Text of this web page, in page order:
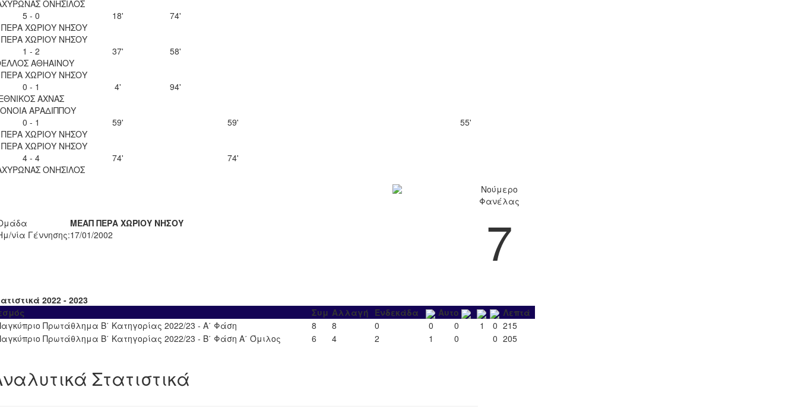
ΟΝΗΣΙΛΟΣ
5 - 0
ΧΩΡΙΟΥ ΝΗΣΟΥ
18'
74'
ΧΩΡΙΟΥ ΝΗΣΟΥ
1 - 2
ΑΘΗΑΙΝΟΥ
37'
58'
ΧΩΡΙΟΥ ΝΗΣΟΥ
0 - 1
ΑΧΝΑΣ
4'
94'
ΑΡΑΔΙΠΠΟΥ
0 - 1
ΧΩΡΙΟΥ ΝΗΣΟΥ
59' 59'
55'
ΧΩΡΙΟΥ ΝΗΣΟΥ
4 - 4
ΟΝΗΣΙΛΟΣ
74' 74'
ΜΕΑΠ ΠΕΡΑ ΧΩΡΙΟΥ ΝΗΣΟΥ
νία Γέννησης:17/01/2002
Νούμερο
Φανέλας
7
2022 - 2023
Συμ Αλλαγή Ενδεκάδα Αυτο
Λεπτά
Πρωτάθλημα Β΄ Κατηγορίας 2022/23 - Α΄ Φάση
8 8 0 0 0 1 0 215
Πρωτάθλημα Β΄ Κατηγορίας 2022/23 - Β΄ Φάση Α΄ Όμιλος
6 4 2 1 0 0 205
Στατιστικά